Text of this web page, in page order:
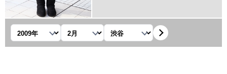
年を選択 月を選択 観測地を選択